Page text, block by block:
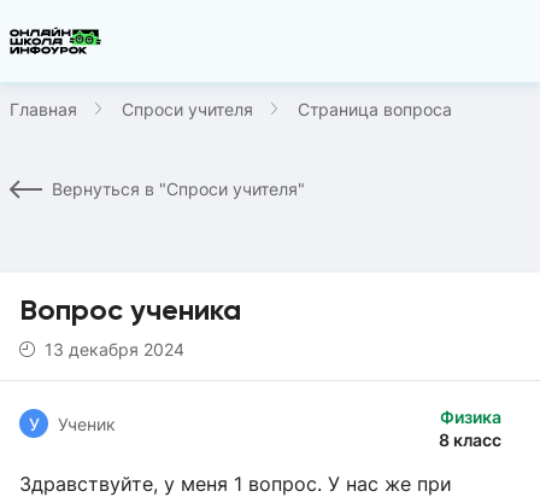
Главная Спроси учителя Страница вопроса
Вернуться в "Спроси учителя"
Вопрос ученика
13 декабря 2024
Физика
8 класс
У Ученик
Здравствуйте, у меня 1 вопрос. У нас же при